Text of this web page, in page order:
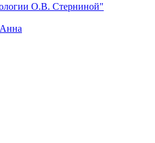
О.В. Стерниной"
Анна